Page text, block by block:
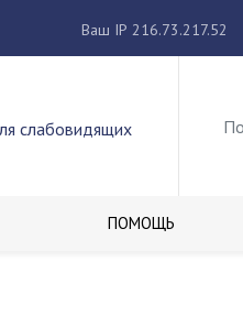
Ваш IP 216.73.217.52
слабовидящих
ПОМОЩЬ